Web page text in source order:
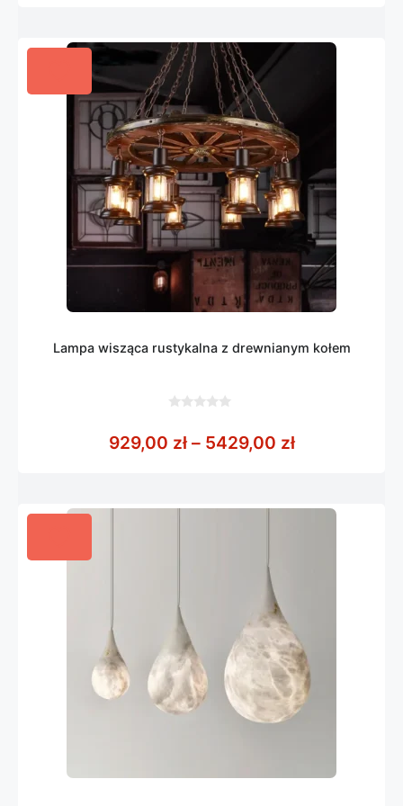
Lampa wisząca rustykalna z drewnianym kołem
5
929,00 zł – 5429,00 złZakres cen: